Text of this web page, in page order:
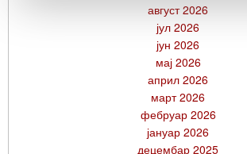
август 2026
јул 2026
јун 2026
мај 2026
април 2026
март 2026
фебруар 2026
јануар 2026
децембар 2025